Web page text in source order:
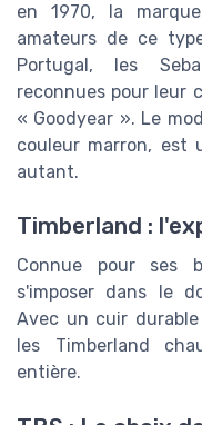
en 1970, la
amateurs de ce
Portugal, les
reconnues pour leur
« Goodyear ». Le
couleur marron, est
autant.
Timberland :
Connue pour ses
s'imposer dans le
Avec un cuir
les Timberland
entière.